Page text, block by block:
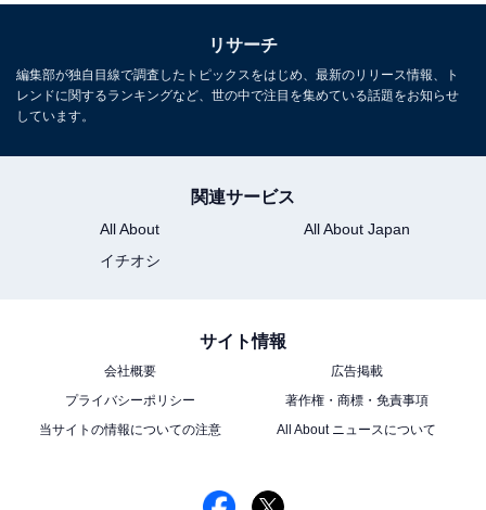
長年にわたってテレビ局でバラエティ番組、情報番組な
どを制作。その後、フリーランスの編集・ライターに転
身。芸能情報に精通し、週刊誌、ネットニュースでテレ
リサーチ
編集部が独自目線で調査したトピックスをはじめ、最新のリリース情報、ト
レンドに関するランキングなど、世の中で注目を集めている話題をお知らせ
しています。
関連サービス
All About
All About Japan
イチオシ
サイト情報
会社概要
広告掲載
プライバシーポリシー
著作権・商標・免責事項
当サイトの情報についての注意
All About ニュースについて